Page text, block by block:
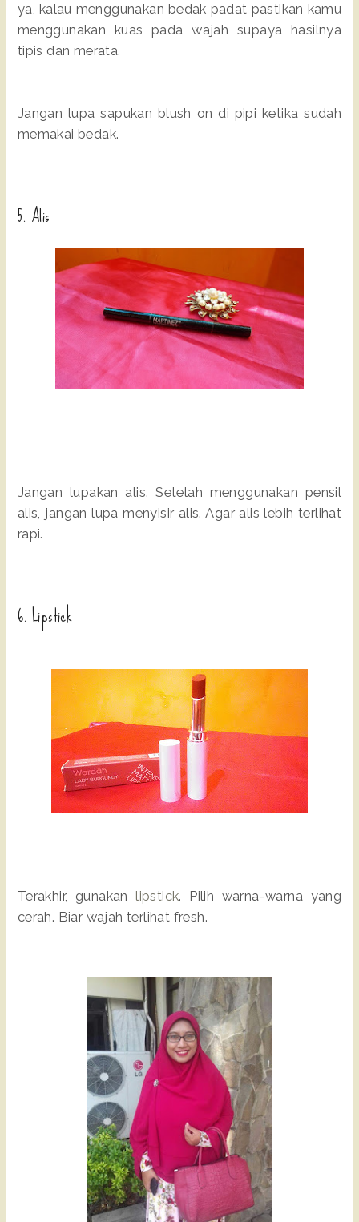
ya, kalau menggunakan bedak padat pastikan kamu
menggunakan kuas pada wajah supaya hasilnya
tipis dan merata.
Jangan lupa sapukan blush on di pipi ketika sudah
memakai bedak.
5. Alis
Jangan lupakan alis. Setelah menggunakan pensil
alis, jangan lupa menyisir alis. Agar alis lebih terlihat
rapi.
6. Lipstick
Terakhir, gunakanlipstick. Pilih warna-warna yang
cerah. Biar wajah terlihat fresh.